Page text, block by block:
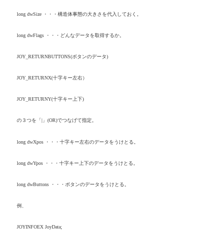
long dwSize ・・・構造体事態の大きさを代入しておく。
long dwFlags ・・・どんなデータを取得するか。
JOY_RETURNBUTTONS(ボタンのデータ)
JOY_RETURNX(十字キー左右）
JOY_RETURNY(十字キー上下)
の３つを「 」(OR)でつなげて指定。
long dwXpos ・・・十字キー左右のデータをうけとる。
long dwYpos ・・・十字キー上下のデータをうけとる。
long dwButtons ・・・ボタンのデータをうけとる。
例、
JOYINFOEX JoyData;